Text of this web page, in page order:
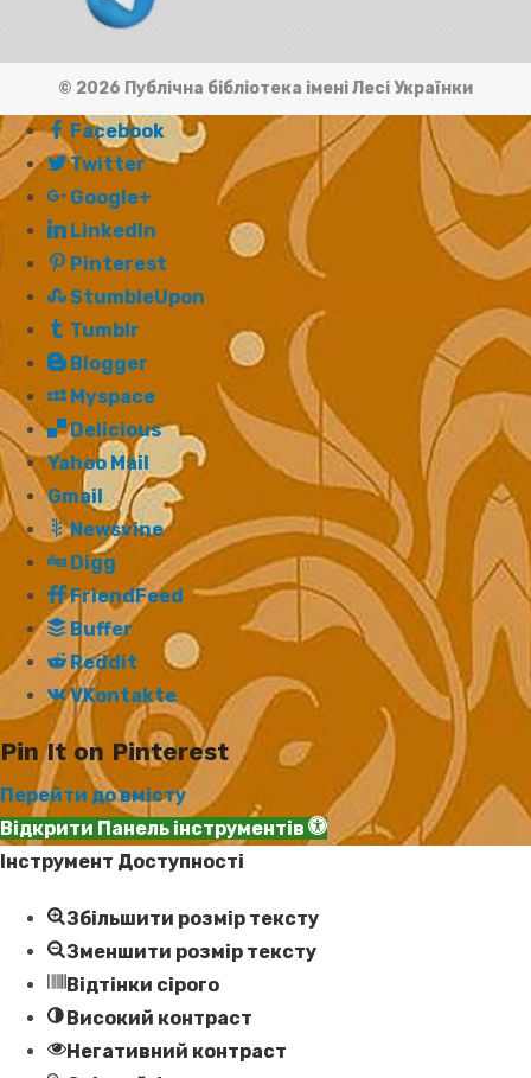
© 2026 Публічна бібліотека імені Лесі Українки
Facebook
Twitter
Google+
LinkedIn
Pinterest
StumbleUpon
Tumblr
Blogger
Myspace
Delicious
Yahoo Mail
Gmail
Newsvine
Digg
FriendFeed
Buffer
Reddit
VKontakte
Pin It on Pinterest
Перейти до вмісту
Відкрити Панель інструментів
Інструмент Доступності
Збільшити розмір тексту
Зменшити розмір тексту
Відтінки сірого
Високий контраст
Негативний контраст